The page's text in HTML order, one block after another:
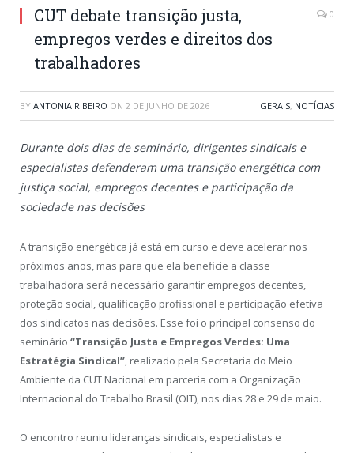
CUT debate transição justa,
empregos verdes e direitos dos
trabalhadores
0
BY ANTONIA RIBEIRO ON 2 DE JUNHO DE 2026 GERAIS, NOTÍCIAS
Durante dois dias de seminário, dirigentes sindicais e
especialistas defenderam uma transição energética com
justiça social, empregos decentes e participação da
sociedade nas decisões
A transição energética já está em curso e deve acelerar nos
próximos anos, mas para que ela beneficie a classe
trabalhadora será necessário garantir empregos decentes,
proteção social, qualificação profissional e participação efetiva
dos sindicatos nas decisões. Esse foi o principal consenso do
seminário “Transição Justa e Empregos Verdes: Uma
Estratégia Sindical”, realizado pela Secretaria do Meio
Ambiente da CUT Nacional em parceria com a Organização
Internacional do Trabalho Brasil (OIT), nos dias 28 e 29 de maio.
O encontro reuniu lideranças sindicais, especialistas e